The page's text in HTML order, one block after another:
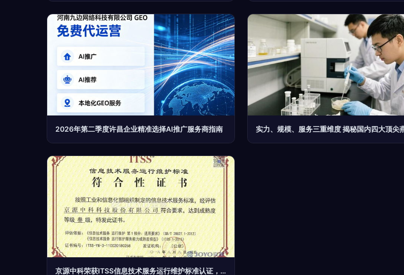
2026年第二季度许昌企业精准选择AI推广服务商指南
京源中科荣获ITSS信息技术服务运行维护标准认证，咨询服务实力再升级